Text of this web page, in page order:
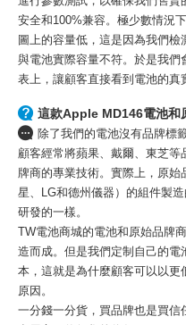
安全和100%兼容。極少數情況
圖上的容量低，這是因為我們檢
與電池實際容量不符。於是我
表上，讓顧客直接看到電池的真
這款Apple MD146電池和
除了我們的電池沒有品牌標
顧客經常將蘋果、戴爾、東芝
牌商的專業技術。實際上，原
星、LG和德州儀器）的組件製
研發的一樣。
TW電池商城的電池和原始品牌
造而成。但是我們定制自己的
本，這就是為什麼顧客可以以
原因。
一分錢一分貨，買品牌也是買信